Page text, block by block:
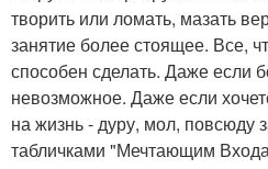
творить или ломать, мазать
занятие более стоящее. Все,
способен сделать. Даже если
невозможное. Даже если
на жизнь - дуру, мол, повсюду
табличками "Мечтающим